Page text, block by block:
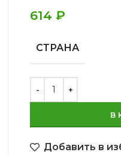
614 ₽
СТРАНА
В
Добавить в